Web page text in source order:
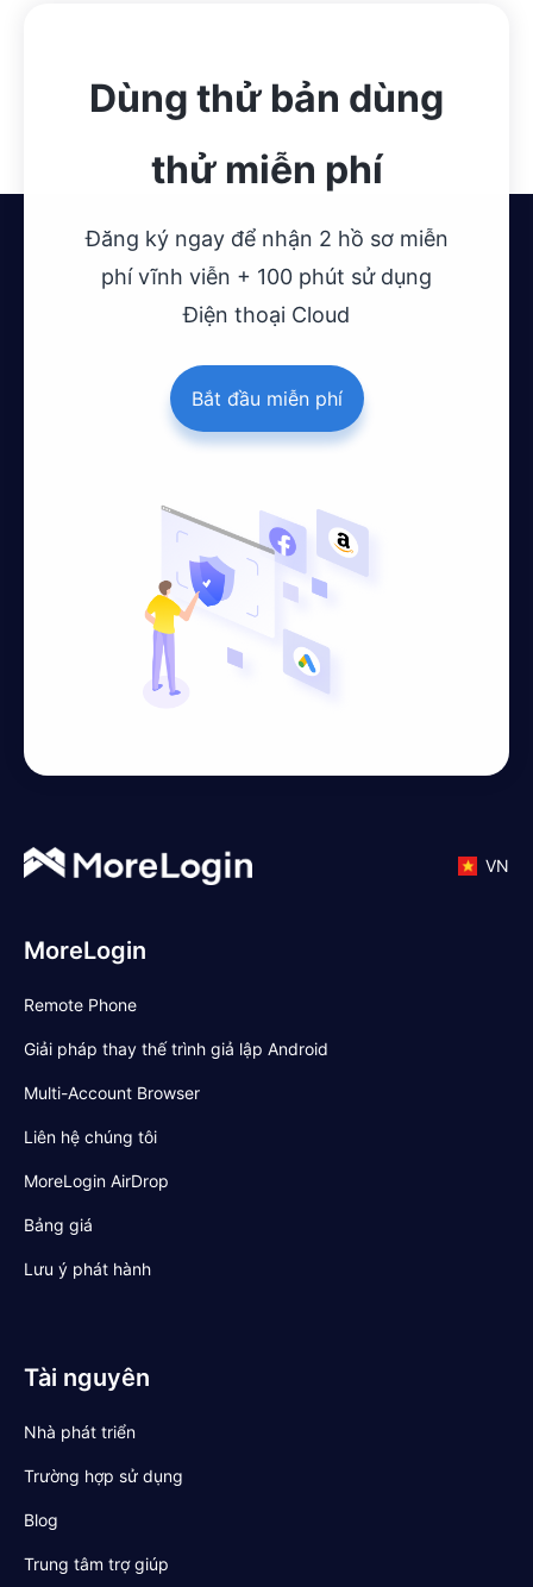
Dùng thử bản dùng
thử miễn phí
Đăng ký ngay để nhận 2 hồ sơ miễn
phí vĩnh viễn + 100 phút sử dụng
Điện thoại Cloud
Bắt đầu miễn phí
VN
MoreLogin
Remote Phone
Giải pháp thay thế trình giả lập Android
Multi-Account Browser
Liên hệ chúng tôi
MoreLogin AirDrop
Bảng giá
Lưu ý phát hành
Tài nguyên
Nhà phát triển
Trường hợp sử dụng
Blog
Trung tâm trợ giúp